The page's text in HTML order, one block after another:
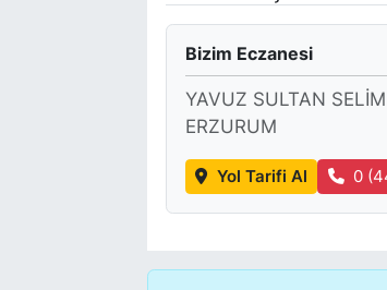
Bizim Eczanesi
YAVUZ SULTAN
ERZURUM
Yol Tarifi Al 0